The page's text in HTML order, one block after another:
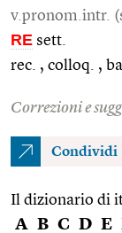
v.pronom.intr.
RE sett.
rec. , colloq. ,
Correzioni e
Condividi
Il dizionario di
A B C D E